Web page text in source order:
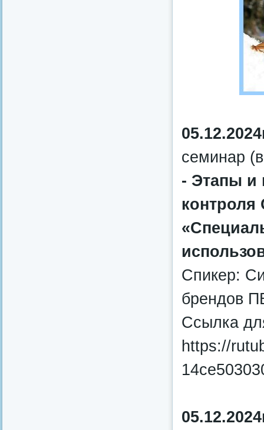
семинар
- Этапы и
контроля
Спикер:
брендов
Ссылка
https://